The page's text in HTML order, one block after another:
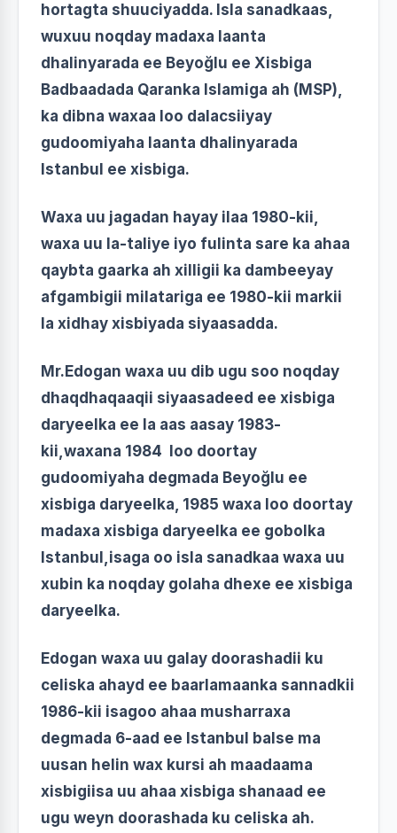
hortagta shuuciyadda. Isla sanadkaas,
wuxuu noqday madaxa laanta
dhalinyarada ee Beyoğlu ee Xisbiga
Badbaadada Qaranka Islamiga ah (MSP),
ka dibna waxaa loo dalacsiiyay
gudoomiyaha laanta dhalinyarada
Istanbul ee xisbiga.
Waxa uu jagadan hayay ilaa 1980-kii,
waxa uu la-taliye iyo fulinta sare ka ahaa
qaybta gaarka ah xilligii ka dambeeyay
afgambigii milatariga ee 1980-kii markii
la xidhay xisbiyada siyaasadda.
Mr.Edogan waxa uu dib ugu soo noqday
dhaqdhaqaaqii siyaasadeed ee xisbiga
daryeelka ee la aas aasay 1983-
kii,waxana 1984 loo doortay
gudoomiyaha degmada Beyoğlu ee
xisbiga daryeelka, 1985 waxa loo doortay
madaxa xisbiga daryeelka ee gobolka
Istanbul,isaga oo isla sanadkaa waxa uu
xubin ka noqday golaha dhexe ee xisbiga
daryeelka.
Edogan waxa uu galay doorashadii ku
celiska ahayd ee baarlamaanka sannadkii
1986-kii isagoo ahaa musharraxa
degmada 6-aad ee Istanbul balse ma
uusan helin wax kursi ah maadaama
xisbigiisa uu ahaa xisbiga shanaad ee
ugu weyn doorashada ku celiska ah.